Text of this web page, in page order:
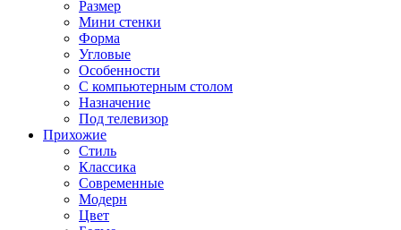
Размер
Мини стенки
Форма
Угловые
Особенности
С компьютерным столом
Назначение
Под телевизор
Прихожие
Стиль
Классика
Современные
Модерн
Цвет